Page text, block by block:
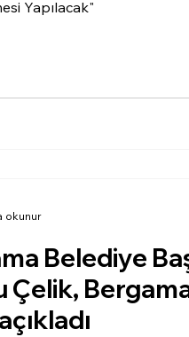
Yapılacak"
Belediye
Çelik,
okunur